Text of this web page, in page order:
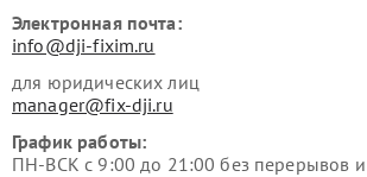
Электронная почта:
info@dji-fixim.ru
для юридических лиц
manager@fix-dji.ru
График работы:
ПН-ВСК с 9:00 до 21:00 без перерывов